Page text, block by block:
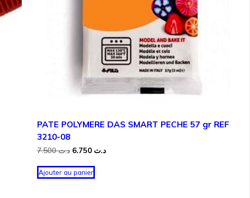
PATE POLYMERE DAS SMART PECHE 57 gr REF
3210-08
د.ت7.500
Le
initial
était :
د.تLe
Ajouter au panier